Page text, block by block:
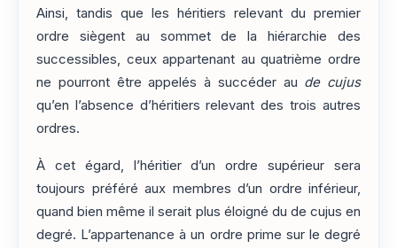
Ainsi, tandis que les héritiers relevant du premier
ordre siègent au sommet de la hiérarchie des
successibles, ceux appartenant au quatrième ordre
ne pourront être appelés à succéder au de cujus
qu’en l’absence d’héritiers relevant des trois autres
ordres.
À cet égard, l’héritier d’un ordre supérieur sera
toujours préféré aux membres d’un ordre inférieur,
quand bien même il serait plus éloigné du de cujus en
degré. L’appartenance à un ordre prime sur le degré